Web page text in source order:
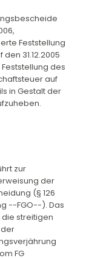
Feststellung
31.12.2005
des
auf
in Gestalt der
zur
der
(§ 126
--FGO--). Das
die streitigen
FG